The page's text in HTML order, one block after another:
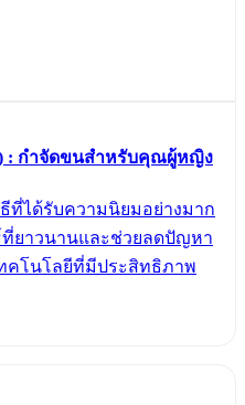
: กำจัดขนสำหรับคุณผู้หญิง
ที่ได้รับความนิยมอย่างมาก
ที่ยาวนานและช่วยลดปัญหา
คโนโลยีที่มีประสิทธิภาพ